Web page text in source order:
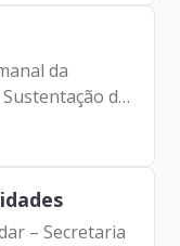
da
de
Forbes –
de
– Secretaria